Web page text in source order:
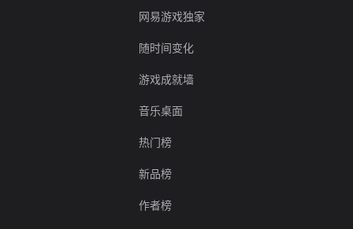
网易游戏独家
随时间变化
游戏成就墙
音乐桌面
热门榜
新品榜
作者榜